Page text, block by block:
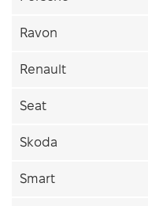
Ravon
Renault
Seat
Skoda
Smart